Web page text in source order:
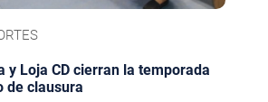
y Loja CD cierran la temporada
de clausura